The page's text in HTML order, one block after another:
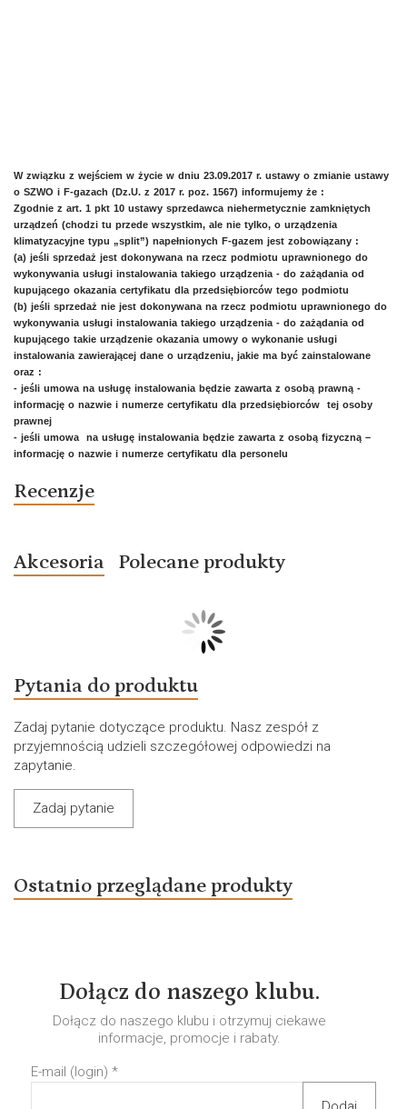
W związku z wejściem w życie w dniu 23.09.2017 r. ustawy o zmianie ustawy
o SZWO i F-gazach (Dz.U. z 2017 r. poz. 1567) informujemy że :
Zgodnie z art. 1 pkt 10 ustawy sprzedawca niehermetycznie zamkniętych
urządzeń (chodzi tu przede wszystkim, ale nie tylko, o urządzenia
klimatyzacyjne typu „split”) napełnionych F-gazem jest zobowiązany :
(a) jeśli sprzedaż jest dokonywana na rzecz podmiotu uprawnionego do
wykonywania usługi instalowania takiego urządzenia - do zażądania od
kupującego okazania certyfikatu dla przedsiębiorców tego podmiotu
(b) jeśli sprzedaż nie jest dokonywana na rzecz podmiotu uprawnionego do
wykonywania usługi instalowania takiego urządzenia - do zażądania od
kupującego takie urządzenie okazania umowy o wykonanie usługi
instalowania zawierającej dane o urządzeniu, jakie ma być zainstalowane
oraz :
- jeśli umowa na usługę instalowania będzie zawarta z osobą prawną -
informację o nazwie i numerze certyfikatu dla przedsiębiorców tej osoby
prawnej
- jeśli umowa na usługę instalowania będzie zawarta z osobą fizyczną –
informację o nazwie i numerze certyfikatu dla personelu
Recenzje
Akcesoria Polecane produkty
Pytania do produktu
Zadaj pytanie dotyczące produktu. Nasz zespół z
przyjemnością udzieli szczegółowej odpowiedzi na
zapytanie.
Zadaj pytanie
Ostatnio przeglądane produkty
Dołącz do naszego klubu.
Dołącz do naszego klubu i otrzymuj ciekawe
informacje, promocje i rabaty.
E-mail (login) *